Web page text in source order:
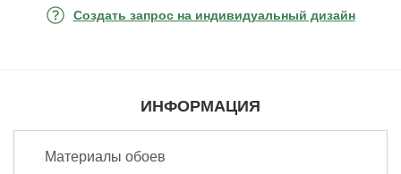
Создать запрос на индивидуальный дизайн
ИНФОРМАЦИЯ
Материалы обоев